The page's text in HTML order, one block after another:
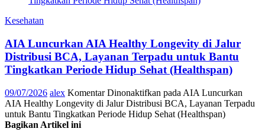
Kesehatan
AIA Luncurkan AIA Healthy Longevity di Jalur
Distribusi BCA, Layanan Terpadu untuk Bantu
Tingkatkan Periode Hidup Sehat (Healthspan)
09/07/2026 alex Komentar Dinonaktifkan pada AIA Luncurkan
AIA Healthy Longevity di Jalur Distribusi BCA, Layanan Terpadu
untuk Bantu Tingkatkan Periode Hidup Sehat (Healthspan)
Bagikan Artikel ini